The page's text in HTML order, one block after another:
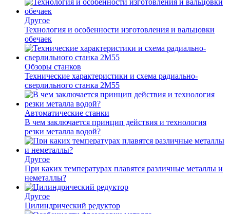
Другое
Технология и особенности изготовления и вальцовки
обечаек
Обзоры станков
Технические характеристики и схема радиально-
сверлильного станка 2М55
Автоматические станки
В чем заключается принцип действия и технология
резки металла водой?
Другое
При каких температурах плавятся различные металлы и
неметаллы?
Другое
Цилиндрический редуктор